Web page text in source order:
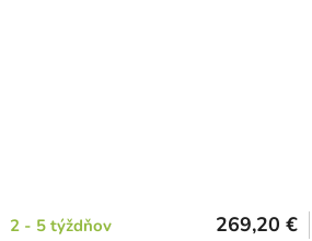
2 - 5 týždňov 269,20 €